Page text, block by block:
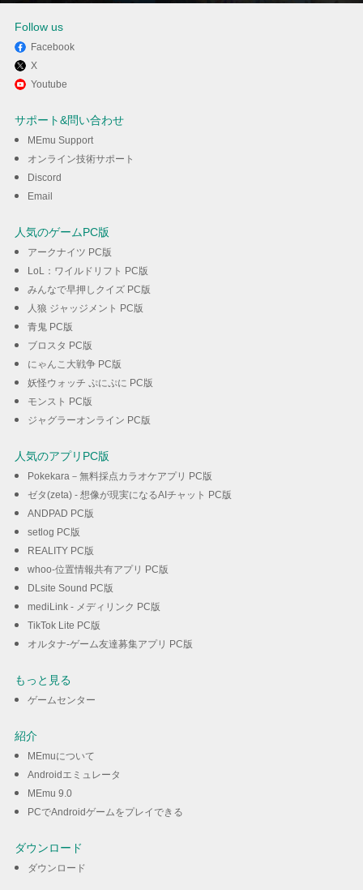
MEmuを使用してPCでStar
Sailorsを楽しむ
Follow us
Facebook
X
Youtube
サポート&問い合わせ
MEmu Support
オンライン技術サポート
Discord
Email
人気のゲームPC版
アークナイツ PC版
LoL：ワイルドリフト PC版
みんなで早押しクイズ PC版
人狼 ジャッジメント PC版
青鬼 PC版
ブロスタ PC版
にゃんこ大戦争 PC版
妖怪ウォッチ ぷにぷに PC版
モンスト PC版
ジャグラーオンライン PC版
人気のアプリPC版
Pokekara－無料採点カラオケアプリ PC版
ゼタ(zeta) - 想像が現実になるAIチャット PC版
ANDPAD PC版
setlog PC版
REALITY PC版
whoo-位置情報共有アプリ PC版
DLsite Sound PC版
mediLink - メディリンク PC版
TikTok Lite PC版
オルタナ-ゲーム友達募集アプリ PC版
もっと見る
ゲームセンター
紹介
MEmuについて
Androidエミュレータ
MEmu 9.0
PCでAndroidゲームをプレイできる
ダウンロード
ダウンロード